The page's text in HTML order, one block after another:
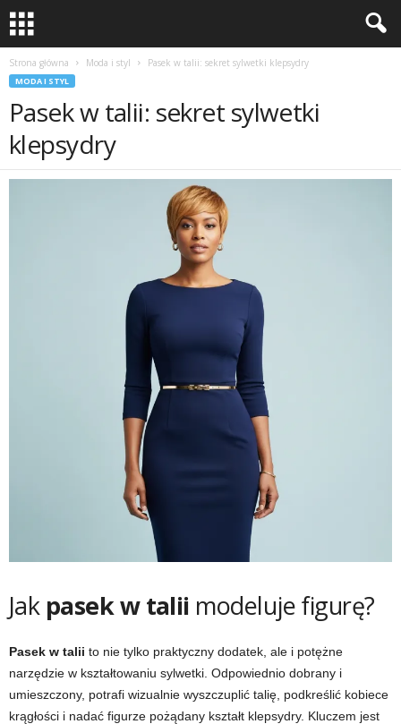
Strona główna Moda i styl Pasek w talii: sekret sylwetki klepsydry
MODA I STYL
Pasek w talii: sekret sylwetki
klepsydry
Jak pasek w talii modeluje figurę?
Pasek w talii to nie tylko praktyczny dodatek, ale i potężne
narzędzie w kształtowaniu sylwetki. Odpowiednio dobrany i
umieszczony, potrafi wizualnie wyszczuplić talię, podkreślić kobiece
krągłości i nadać figurze pożądany kształt klepsydry. Kluczem jest